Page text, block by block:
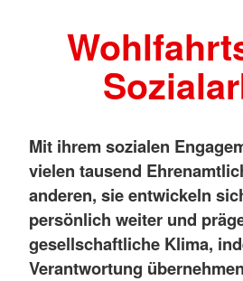
Mit ihrem sozialen
vielen tausend
anderen, sie entwickeln
persönlich weiter und
gesellschaftliche Klima,
Verantwortung